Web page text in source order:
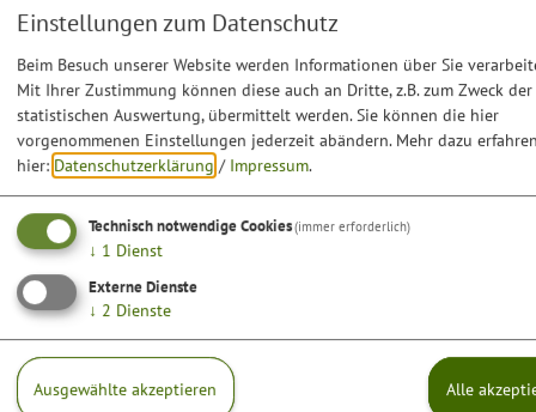
Einstellungen zum Datenschutz
Beim Besuch unserer Website werden Informationen über Sie
Mit Ihrer Zustimmung können diese auch an Dritte, z.B. zum Zweck der
statistischen Auswertung, übermittelt werden. Sie können die hier
vorgenommenen Einstellungen jederzeit abändern. Mehr dazu
hier: Datenschutzerklärung / Impressum.
Technisch notwendige Cookies(immer erforderlich)
↓ 1 Dienst
Externe Dienste
↓ 2 Dienste
Ausgewählte akzeptieren Alle